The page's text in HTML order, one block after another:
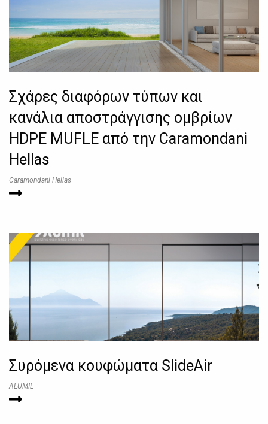
Σχάρες διαφόρων τύπων και
κανάλια αποστράγγισης ομβρίων
HDPE MUFLE από την Caramondani
Hellas
Caramondani Hellas
Συρόμενα κουφώματα SlideAir
ALUMIL